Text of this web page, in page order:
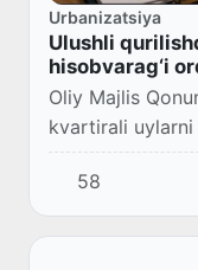
Urbanizatsiya
Ulushli
hisobvarag‘i
Oliy Majlis
kvartirali uylarni
obyektlarini
to‘g‘risida»gi
qabul...
58